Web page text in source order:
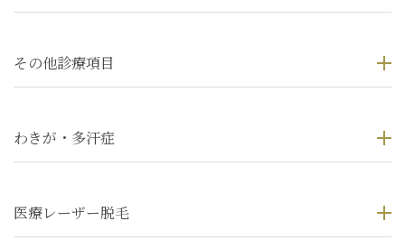
その他診療項目
わきが・多汗症
医療レーザー脱毛